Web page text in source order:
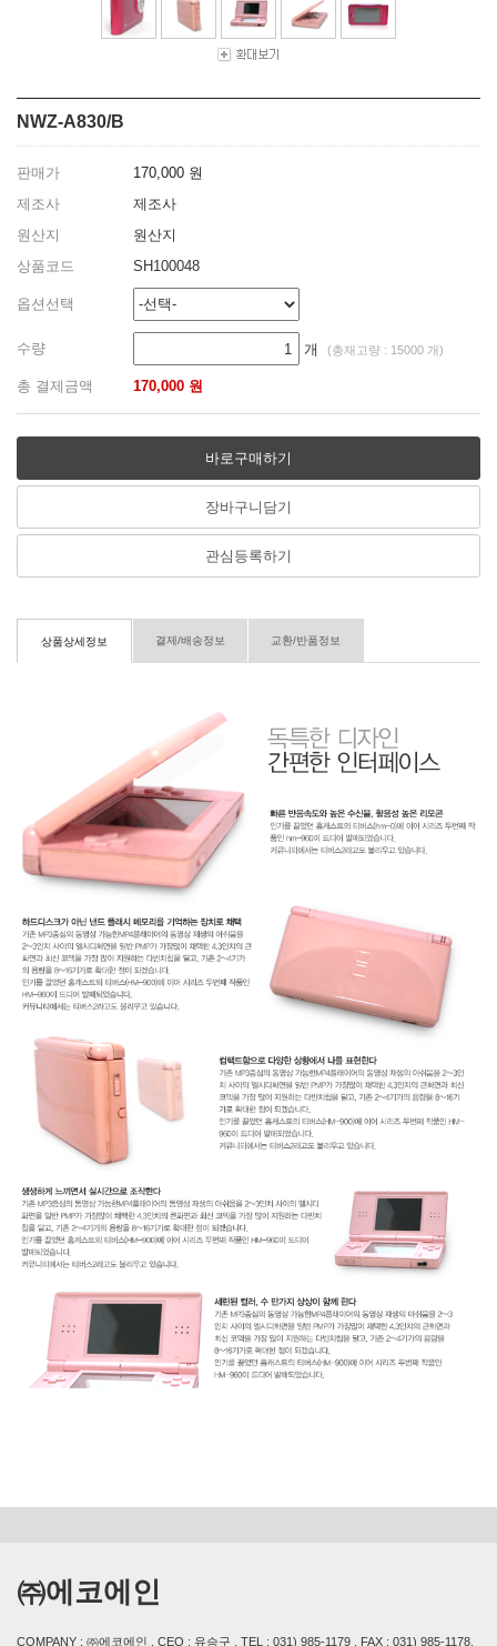
NWZ-A830/B
판매가
170,000 원
제조사
제조사
원산지
원산지
상품코드
SH100048
옵션선택
수량 개 (총재고량 : 15000 개)
총 결제금액 170,000 원
바로구매하기
장바구니담기
관심등록하기
상품상세정보 결제/배송정보 교환/반품정보
㈜에코에인
COMPANY : ㈜에코에인 , CEO : 유승구 , TEL : 031) 985-1179 , FAX : 031) 985-1178,